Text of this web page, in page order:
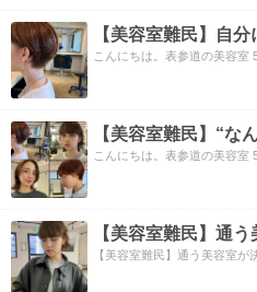
こんにちは。表参道の美容室
こんにちは。表参道の美容室
【美容室難民】通
【美容室難民】通う美容室が